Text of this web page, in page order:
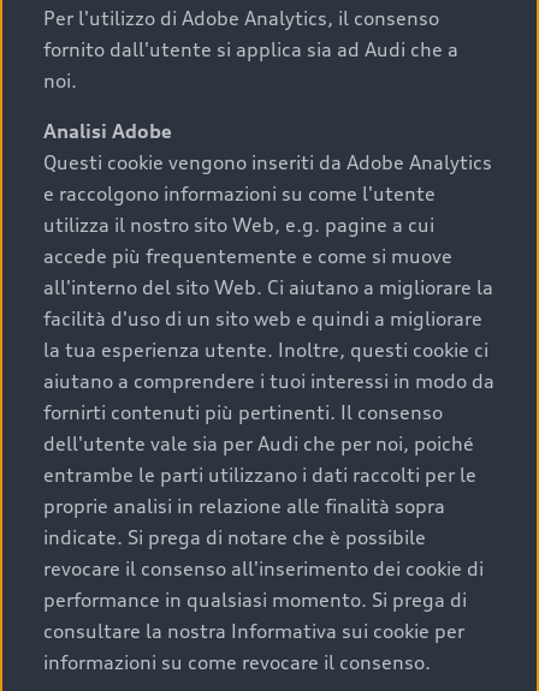
I requisiti fondamentali da considerare prima di
acquistare un’auto usata, oltre al prezzo e all'aspetto,
chilometraggio: un valore contenuto corrisponde a
uno stato migliore del veicolo e a una maggiore
durata nel tempo;
cronologia dei tagliandi: una documentazione
completa della vettura certifica una manutenzione
costante e accurata;
condizioni della carrozzeria e degli interni: una
buona conservazione evidenzia cura e attenzione del
precedente proprietario;
efficienza meccanica: motore, trasmissione e
componenti principali in ottimo stato garantiscono
prestazioni affidabili e sicure.
Acquistare un’auto usata in una Concessionaria ufficiale
Audi che offre l’usato garantito tramite Audi Prima
Scelta :plus, significa affidarsi ad un prodotto che viene
sottoposto a 110 controlli approfonditi e coperto da
Per l'utilizzo di Adobe Analytics, il consenso
fornito dall'utente si applica sia ad Audi che a
noi.
Analisi Adobe
Questi cookie vengono inseriti da Adobe Analytics
e raccolgono informazioni su come l'utente
utilizza il nostro sito Web, e.g. pagine a cui
accede più frequentemente e come si muove
all'interno del sito Web. Ci aiutano a migliorare la
facilità d'uso di un sito web e quindi a migliorare
la tua esperienza utente. Inoltre, questi cookie ci
aiutano a comprendere i tuoi interessi in modo da
fornirti contenuti più pertinenti. Il consenso
dell'utente vale sia per Audi che per noi, poiché
entrambe le parti utilizzano i dati raccolti per le
proprie analisi in relazione alle finalità sopra
indicate. Si prega di notare che è possibile
revocare il consenso all'inserimento dei cookie di
performance in qualsiasi momento. Si prega di
consultare la nostra Informativa sui cookie per
informazioni su come revocare il consenso.